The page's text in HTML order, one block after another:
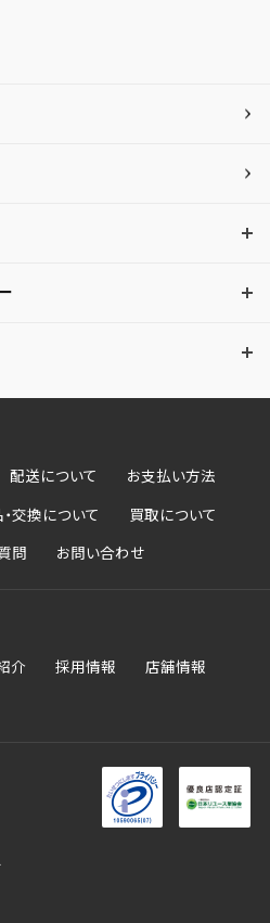
配送について お支払い方法
交換について 買取について
問 お問い合わせ
介 採用情報 店舗情報